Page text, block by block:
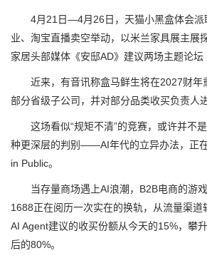
4月21日—4月26日，天猫小黑盒体会派
业、淘宝直播卖空举动，以米兰家具展主展
家居头部媒体《安邸AD》建议两场主题论坛
近来，有音讯称盒马鲜生将在2027财年
部分省级子公司，并对部分品类收买负责人
这场看似“规矩不清”的竞赛，或许并不
种更深层的判别——AI年代的立异办法，正
in Public。
当存量商场遇上AI浪潮，B2B电商的游戏
1688正在阅历一次实在的换轨，从流量渠道
AI Agent建议的收买份额从今天的15%，攀
后的80%。